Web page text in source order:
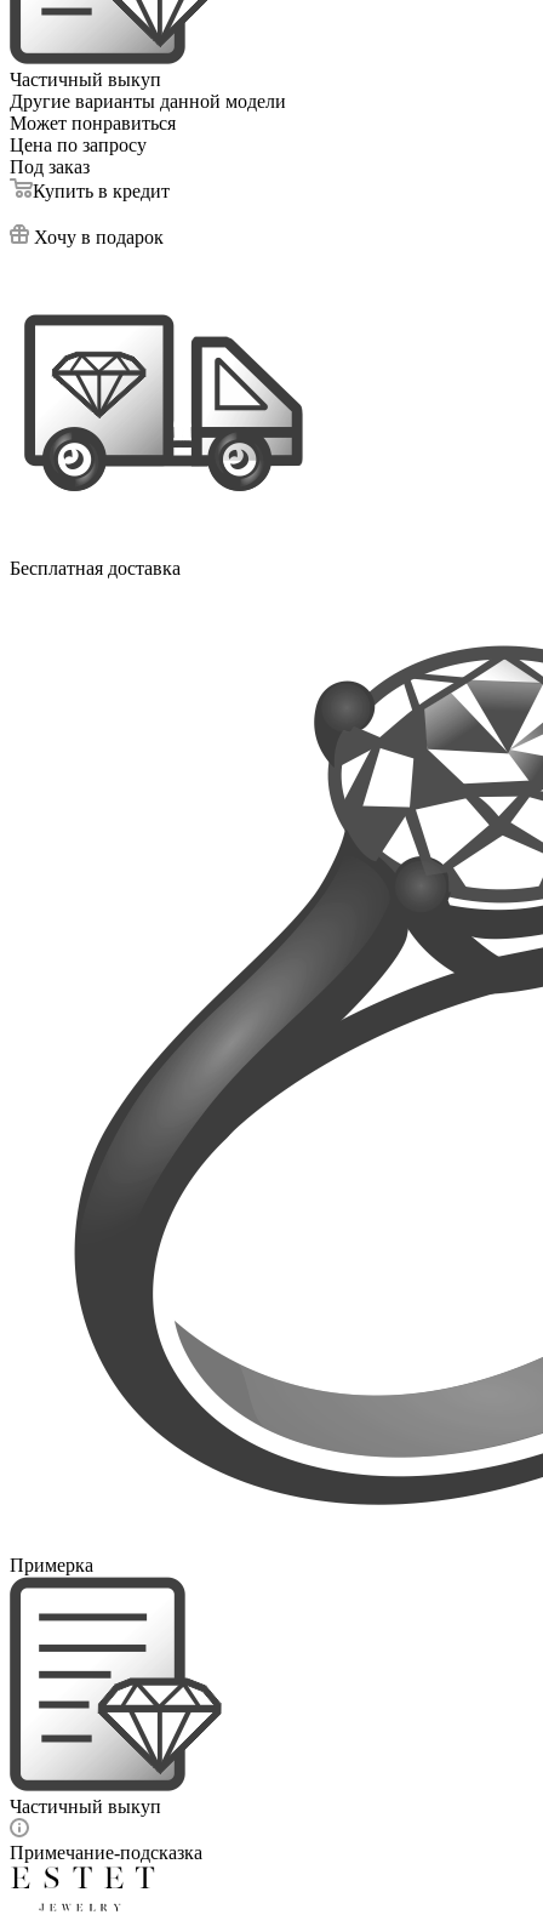
Частичный выкуп
Другие варианты данной модели
Может понравиться
Цена по запросу
Под заказ
Купить в кредит
Хочу в подарок
Бесплатная доставка
Примерка
Частичный выкуп
Примечание-подсказка